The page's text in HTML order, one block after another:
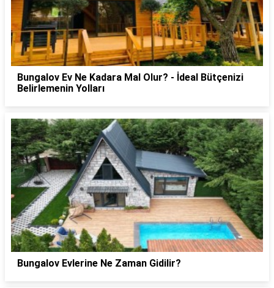
Bungalov Ev Ne Kadara Mal Olur? - İdeal Bütçenizi
Belirlemenin Yolları
Bungalov Evlerine Ne Zaman Gidilir?